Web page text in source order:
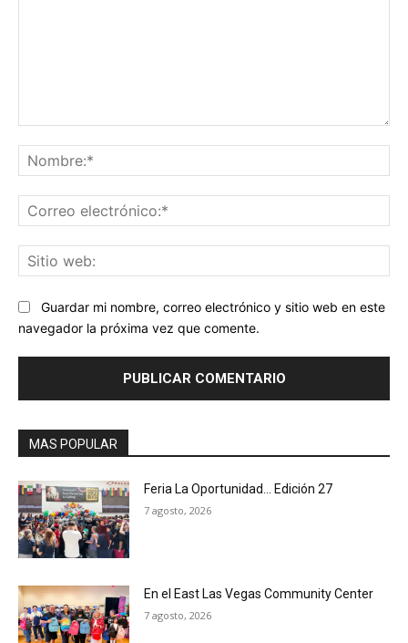
Guardar mi nombre, correo electrónico y sitio web en este
navegador la próxima vez que comente.
MAS POPULAR
Feria La Oportunidad… Edición 27
7 agosto, 2026
En el East Las Vegas Community Center
7 agosto, 2026